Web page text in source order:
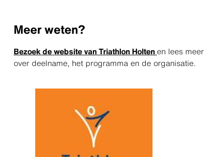
Meer weten?
Bezoek de website van Triathlon Holtenen lees meer
over deelname, het programma en de organisatie.